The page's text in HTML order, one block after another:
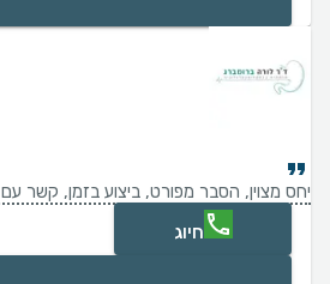
יחס מצוין, הסבר מפורט, ביצוע בזמן, קשר
חיוג